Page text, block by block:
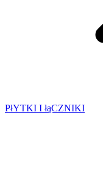
PłYTKI I łąCZNIKI